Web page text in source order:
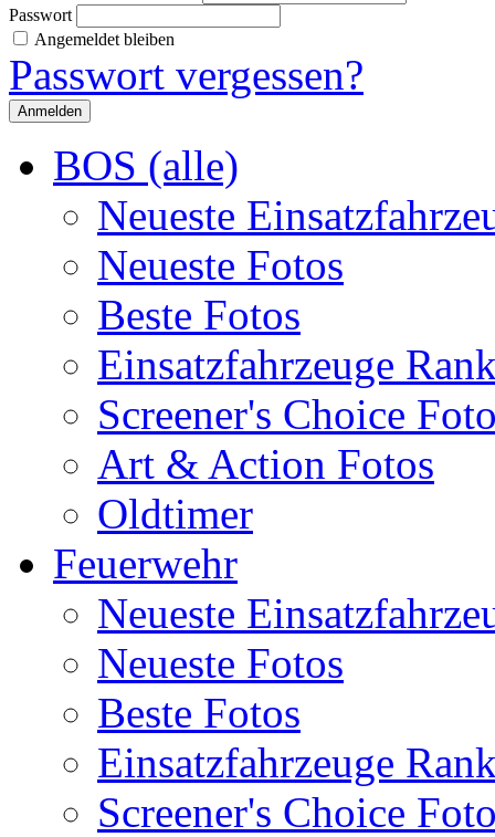
Passwort
Angemeldet bleiben
Passwort vergessen?
BOS (alle)
Neueste
Neueste Fotos
Beste Fotos
Einsatzfahrzeuge
Screener's Choice
Art & Action Fotos
Oldtimer
Feuerwehr
Neueste
Neueste Fotos
Beste Fotos
Einsatzfahrzeuge
Screener's Choice